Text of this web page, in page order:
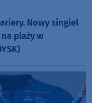
Nowy singiel
plaży w